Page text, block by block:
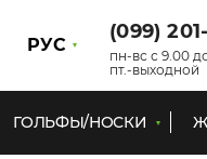
РУС
(099)
пн-вс с 9.00
пт.-выходной
ГОЛЬФЫ/НОСКИ